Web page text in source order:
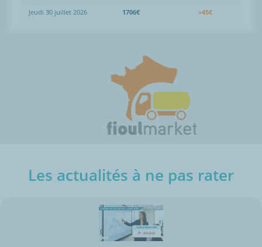
Jeudi 30 juillet 2026 1706€ +45€
Les actualités à ne pas rater